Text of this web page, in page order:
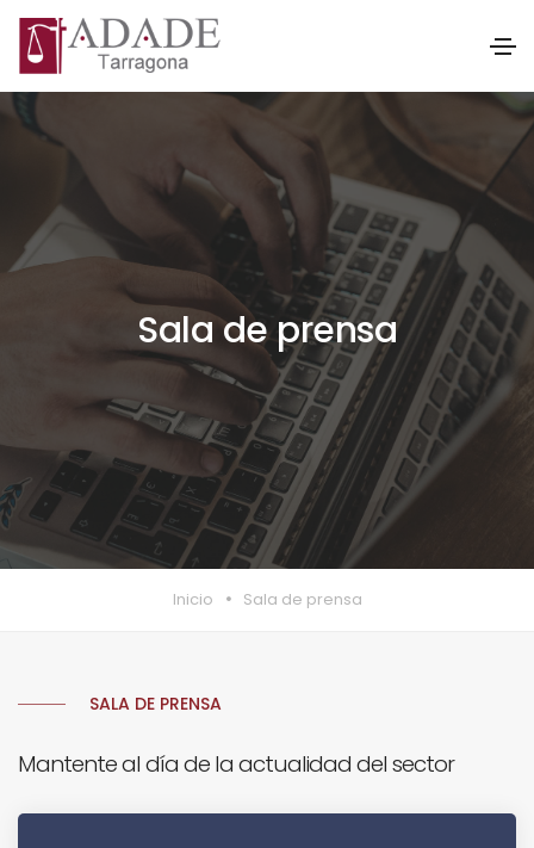
Sala de prensa
Inicio Sala de prensa
SALA DE PRENSA
Mantente al día de la actualidad del sector